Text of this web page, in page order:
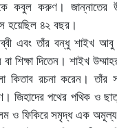
কবুল করুণ। জান্নাতের
হয়েছিল ৪২ বছর।
এবং তাঁর বন্ধু শাইখ আবু
শিক্ষা দিতেন। শাইখ
রচনা করেন। তাঁর
জিহাদের পথের পথিক ও
ও ফিকিরে সমৃদ্ধ এক অমূল্য